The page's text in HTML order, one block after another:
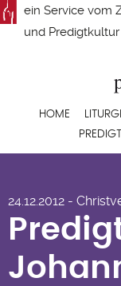
Direkt
zum
ein Service vom
und Predigtkultur
HOME
von
24.12.2012 -